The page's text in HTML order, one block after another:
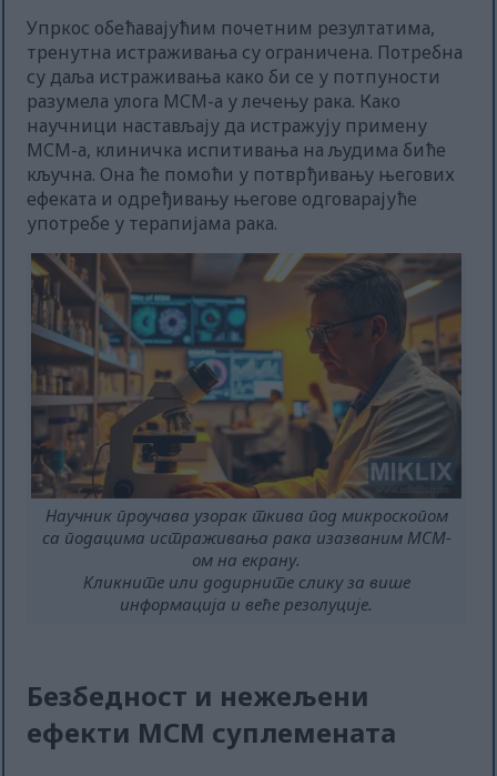
Упркос обећавајућим почетним резултатима,
тренутна истраживања су ограничена. Потребна
су даља истраживања како би се у потпуности
разумела улога МСМ-а у лечењу рака. Како
научници настављају да истражују примену
МСМ-а, клиничка испитивања на људима биће
кључна. Она ће помоћи у потврђивању његових
ефеката и одређивању његове одговарајуће
употребе у терапијама рака.
Научник проучава узорак ткива под микроскопом
са подацима истраживања рака изазваним МСМ-
ом на екрану.
Кликните или додирните слику за више
информација и веће резолуције.
Безбедност и нежељени
ефекти МСМ суплемената